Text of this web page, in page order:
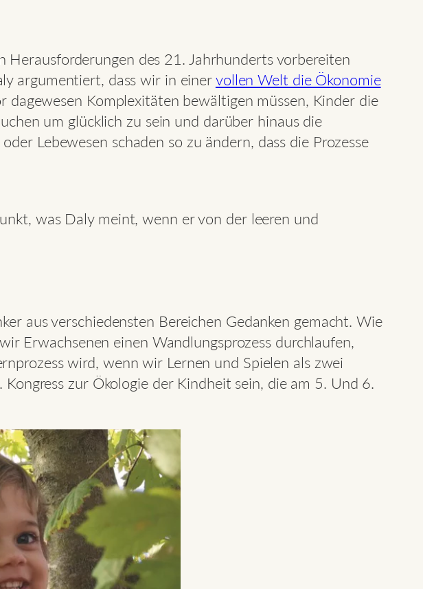
des 21. Jahrhunderts vorbereiten
argumentiert, dass wir in einervollen Welt die Ökonomie
Komplexitäten bewältigen müssen, Kinder die
um glücklich zu sein und darüber hinaus die
Lebewesen schaden so zu ändern, dass die Prozesse
was Daly meint, wenn er von der leeren und
aus verschiedensten Bereichen Gedanken gemacht. Wie
Erwachsenen einen Wandlungsprozess durchlaufen,
wird, wenn wir Lernen und Spielen als zwei
zur Ökologie der Kindheit sein, die am 5. Und 6.